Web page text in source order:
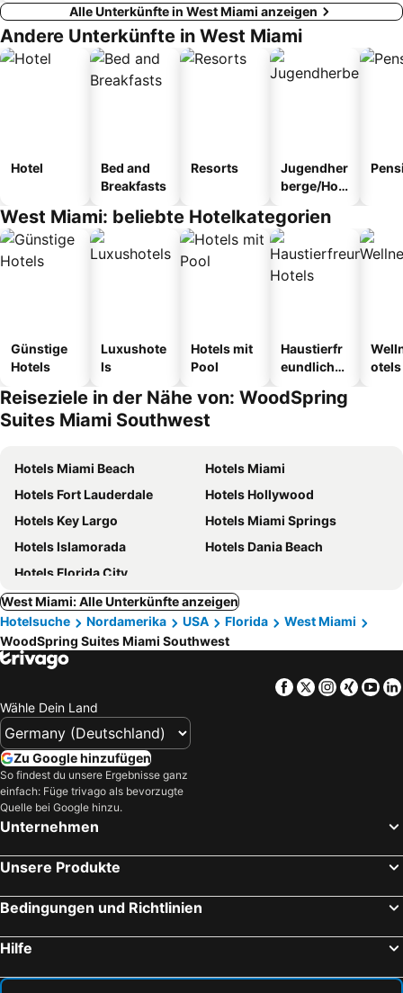
Alle Unterkünfte in West Miami anzeigen
Andere Unterkünfte in West Miami
Hotel
Bed and
Breakfasts
Resorts
Jugendher
berge/Hos
West Miami: beliebte Hotelkategorien
Günstige
Hotels
Luxushote
ls
Hotels mit
Pool
Haustierfr
eundliche
otels
Reiseziele in der Nähe von: WoodSpring
Suites Miami Southwest
Hotels Miami Beach
Hotels Miami
Hotels Fort Lauderdale
Hotels Hollywood
Hotels Key Largo
Hotels Miami Springs
Hotels Islamorada
Hotels Dania Beach
Hotels Florida City
West Miami: Alle Unterkünfte anzeigen
Hotelsuche
Nordamerika USA Florida
West Miami
WoodSpring Suites Miami Southwest
Facebook
TwitterXing
Wähle Dein Land
Zu Google hinzufügen
So findest du unsere Ergebnisse ganz
einfach: Füge trivago als bevorzugte
Quelle bei Google hinzu.
Unternehmen
Unsere Produkte
Bedingungen und Richtlinien
Hilfe